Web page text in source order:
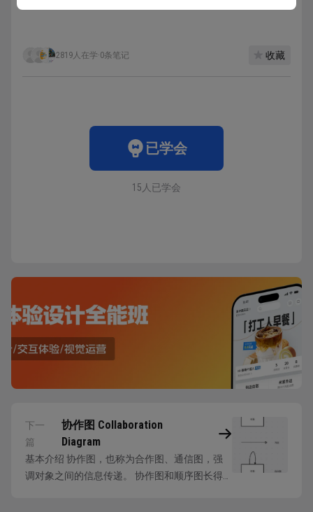
2819人在学·0条笔记 收藏
已学会
15人已学会
下一
篇
协作图 Collaboration
Diagram
基本介绍 协作图，也称为合作图、通信图，强
调对象之间的信息传递。 协作图和顺序图长得